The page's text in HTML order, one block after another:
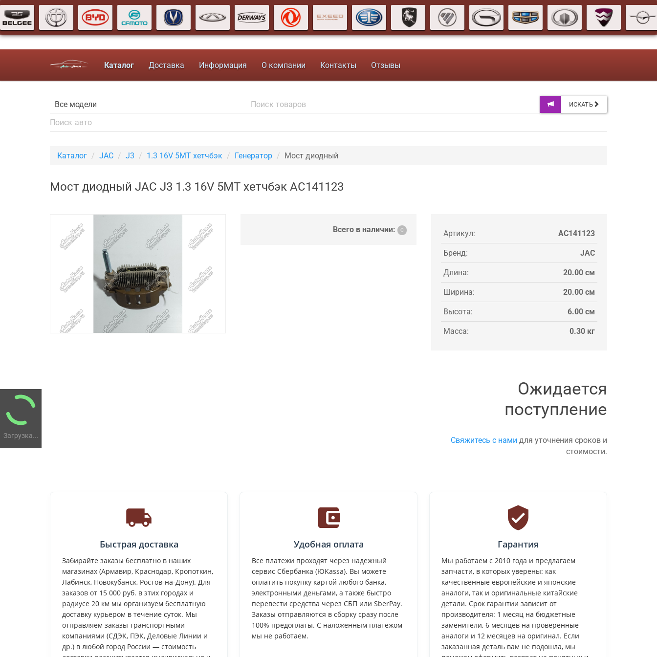
Загрузка...
Каталог Доставка Информация О компании Контакты Отзывы
ИСКАТЬ
Каталог JAC J3 1.3 16V 5MT хетчбэк Генератор Мост диодный
Мост диодный JAC J3 1.3 16V 5MT хетчбэк AC141123
Всего в наличии: 0 Артикул: AC141123
Бренд: JAC
Длина: 20.00 см
Ширина: 20.00 см
Высота: 6.00 см
Масса: 0.30 кг
Ожидается
поступление
Свяжитесь с нами для уточнения сроков и
стоимости.
Быстрая доставка
Забирайте заказы бесплатно в наших
магазинах (Армавир, Краснодар, Кропоткин,
Лабинск, Новокубанск, Ростов-на-Дону). Для
заказов от 15 000 руб. в этих городах и
радиусе 20 км мы организуем бесплатную
доставку курьером в течение суток. Мы
отправляем заказы транспортными
компаниями (СДЭК, ПЭК, Деловые Линии и
др.) в любой город России — стоимость
Удобная оплата
Все платежи проходят через надежный
сервис Сбербанка (ЮKassa). Вы можете
оплатить покупку картой любого банка,
электронными деньгами, а также быстро
перевести средства через СБП или SberPay.
Заказы отправляются в сборку сразу после
100% предоплаты. С наложенным платежом
мы не работаем.
Гарантия
Мы работаем с 2010 года и предлагаем
запчасти, в которых уверены: как
качественные европейские и японские
аналоги, так и оригинальные китайские
детали. Срок гарантии зависит от
производителя: 1 месяц на бюджетные
заменители, 6 месяцев на проверенные
аналоги и 12 месяцев на оригинал. Если
заказанная деталь вам не подошла, мы